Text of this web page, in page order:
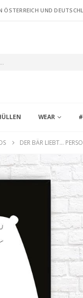
ÖSTERREICH UND
WEAR
DER BÄR LIEBT…